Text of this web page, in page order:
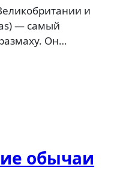
— самый
Он…
обычаи